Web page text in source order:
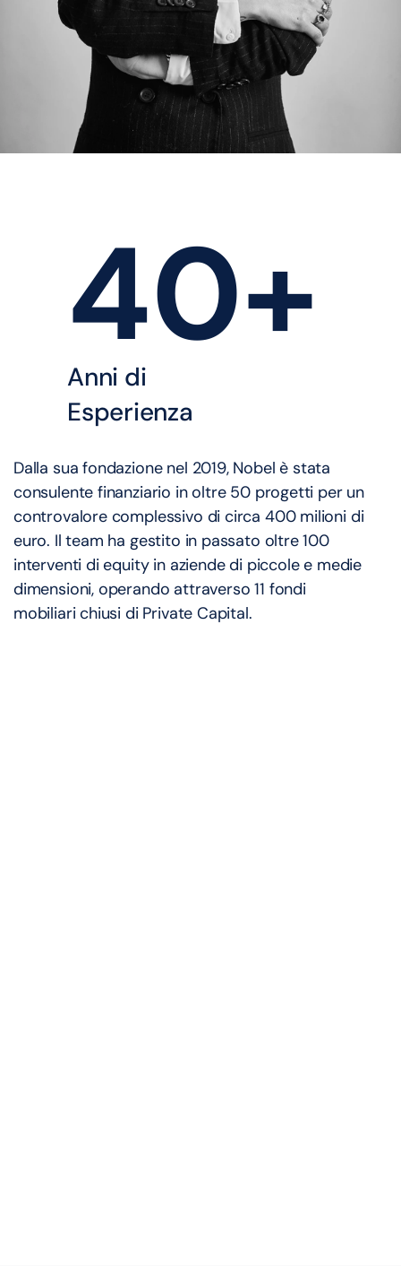
40+
Anni di
Esperienza
Dalla sua fondazione nel 2019, Nobel è stata
consulente finanziario in oltre 50 progetti per un
controvalore complessivo di circa 400 milioni di
euro. Il team ha gestito in passato oltre 100
interventi di equity in aziende di piccole e medie
dimensioni, operando attraverso 11 fondi
mobiliari chiusi di Private Capital.